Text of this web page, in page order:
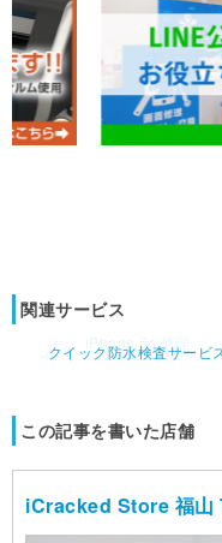
関連サービス
iPhone 6s 修理
クイック防水検査サービ
この記事を書いた店舗
iCracked Store 福山